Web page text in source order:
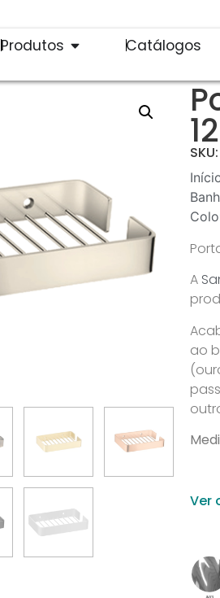
Produtos Catálogos
A
ao
Ver